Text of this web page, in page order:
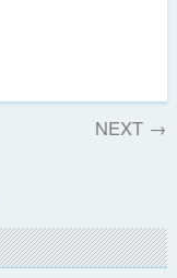
NEXT →